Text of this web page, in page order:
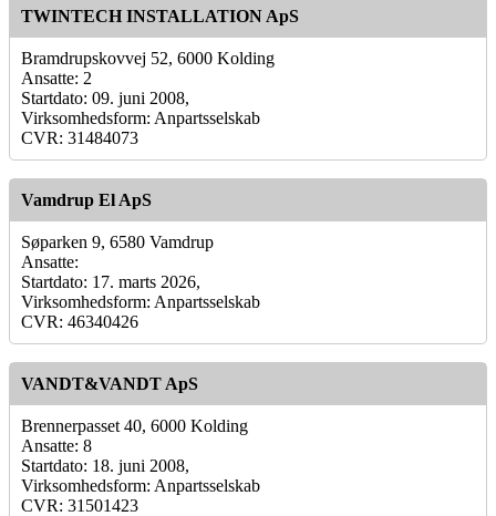
TWINTECH INSTALLATION ApS
Bramdrupskovvej 52, 6000 Kolding
Ansatte: 2
Startdato: 09. juni 2008,
Virksomhedsform: Anpartsselskab
CVR: 31484073
Vamdrup El ApS
Søparken 9, 6580 Vamdrup
Ansatte:
Startdato: 17. marts 2026,
Virksomhedsform: Anpartsselskab
CVR: 46340426
VANDT&VANDT ApS
Brennerpasset 40, 6000 Kolding
Ansatte: 8
Startdato: 18. juni 2008,
Virksomhedsform: Anpartsselskab
CVR: 31501423